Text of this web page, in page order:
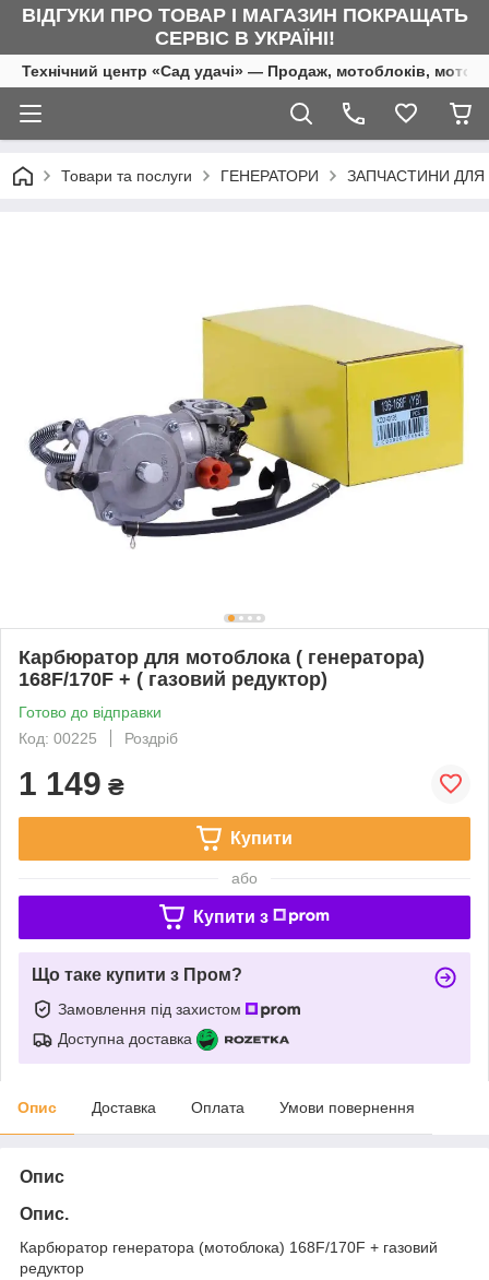
ВІДГУКИ ПРО ТОВАР І МАГАЗИН ПОКРАЩАТЬ
СЕРВІС В УКРАЇНІ!
Технічний центр «Сад удачі» — Продаж, мотоблоків,
Товари та послуги ГЕНЕРАТОРИ ЗАПЧАСТИНИ ДЛЯ
Карбюратор для мотоблока ( генератора)
168F/170F + ( газовий редуктор)
Готово до відправки
Код: 00225
Роздріб
1 149 ₴
Купити
або
Купити з
Що таке купити з Пром?
Замовлення під захистом
Доступна доставка
Опис Доставка Оплата Умови повернення
Опис
Опис.
Карбюратор генератора (мотоблока) 168F/170F + газовий
редуктор